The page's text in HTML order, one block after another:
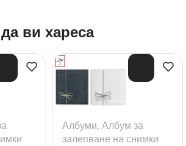
ви хареса
Албуми, Албум за
залепване на снимки